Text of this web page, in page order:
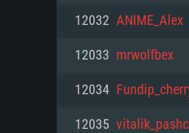
운영체제:
프로세서: 2.2
메모리: 4GB
그래픽 카드:
운영체제: Mac
프로세서: 최소
운영체제: 64bit
프로세서: 2.4
메모리: 4 GB
그래픽 카드:
12032 ANIME_Alex
12033 mrwolfbex
12034
12035